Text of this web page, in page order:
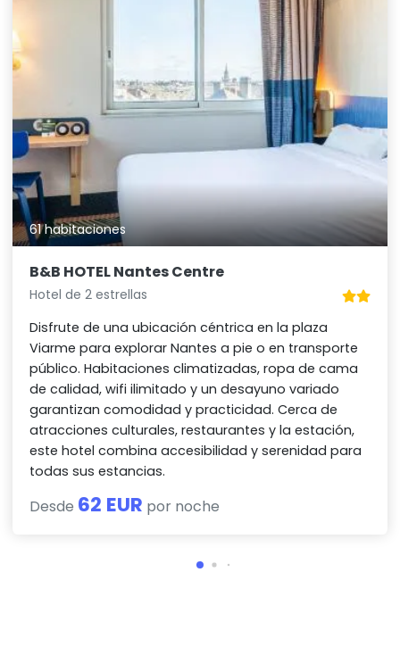
61 habitaciones
B&B HOTEL Nantes Centre
Hotel de 2 estrellas
Disfrute de una ubicación céntrica en la plaza
Viarme para explorar Nantes a pie o en transporte
público. Habitaciones climatizadas, ropa de cama
de calidad, wifi ilimitado y un desayuno variado
garantizan comodidad y practicidad. Cerca de
atracciones culturales, restaurantes y la estación,
este hotel combina accesibilidad y serenidad para
todas sus estancias.
Desde 62 EUR por noche